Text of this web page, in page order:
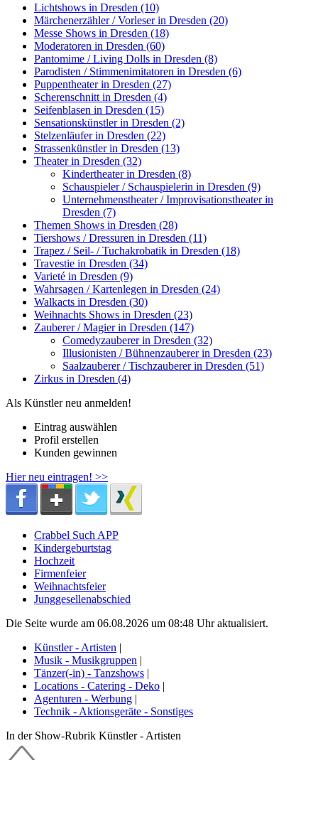
Lichtshows in Dresden (10)
Märchenerzähler / Vorleser in Dresden (20)
Messe Shows in Dresden (18)
Moderatoren in Dresden (60)
Pantomime / Living Dolls in Dresden (8)
Parodisten / Stimmenimitatoren in Dresden (6)
Puppentheater in Dresden (27)
Scherenschnitt in Dresden (4)
Seifenblasen in Dresden (15)
Sensationskünstler in Dresden (2)
Stelzenläufer in Dresden (22)
Strassenkünstler in Dresden (13)
Theater in Dresden (32)
Kindertheater in Dresden (8)
Schauspieler / Schauspielerin in Dresden (9)
Unternehmenstheater / Improvisationstheater in
Dresden (7)
Themen Shows in Dresden (28)
Tiershows / Dressuren in Dresden (11)
Trapez / Seil- / Tuchakrobatik in Dresden (18)
Travestie in Dresden (34)
Varieté in Dresden (9)
Wahrsagen / Kartenlegen in Dresden (24)
Walkacts in Dresden (30)
Weihnachts Shows in Dresden (23)
Zauberer / Magier in Dresden (147)
Comedyzauberer in Dresden (32)
Illusionisten / Bühnenzauberer in Dresden (23)
Saalzauberer / Tischzauberer in Dresden (51)
Zirkus in Dresden (4)
Als Künstler neu anmelden!
Eintrag auswählen
Profil erstellen
Kunden gewinnen
Hier neu eintragen! >>
Crabbel Such APP
Kindergeburtstag
Hochzeit
Firmenfeier
Weihnachtsfeier
Junggesellenabschied
Die Seite wurde am 06.08.2026 um 08:48 Uhr aktualisiert.
Künstler - Artisten |
Musik - Musikgruppen |
Tänzer(-in) - Tanzshows |
Locations - Catering - Deko |
Agenturen - Werbung |
Technik - Aktionsgeräte - Sonstiges
In der Show-Rubrik Künstler - Artisten